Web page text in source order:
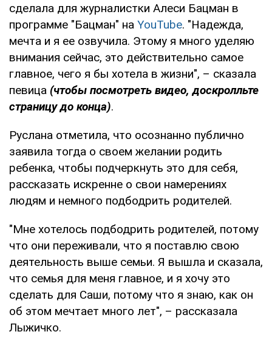
сделала для журналистки Алеси Бацман в
программе "Бацман" на YouTube. "Надежда,
мечта и я ее озвучила. Этому я много уделяю
внимания сейчас, это действительно самое
главное, чего я бы хотела в жизни", – сказала
певица (чтобы посмотреть видео, доскролльте
страницу до конца).
Руслана отметила, что осознанно публично
заявила тогда о своем желании родить
ребенка, чтобы подчеркнуть это для себя,
рассказать искренне о свои намерениях
людям и немного подбодрить родителей.
"Мне хотелось подбодрить родителей, потому
что они переживали, что я поставлю свою
деятельность выше семьи. Я вышла и сказала,
что семья для меня главное, и я хочу это
сделать для Саши, потому что я знаю, как он
об этом мечтает много лет", – рассказала
Лыжичко.